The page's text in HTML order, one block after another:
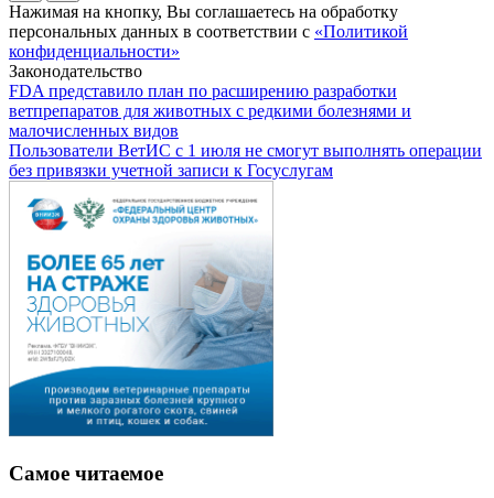
Нажимая на кнопку, Вы соглашаетесь на обработку
персональных данных в соответствии с «Политикой
конфиденциальности»
Законодательство
FDA представило план по расширению разработки
ветпрепаратов для животных с редкими болезнями и
малочисленных видов
Пользователи ВетИС с 1 июля не смогут выполнять операции
без привязки учетной записи к Госуслугам
Самое читаемое